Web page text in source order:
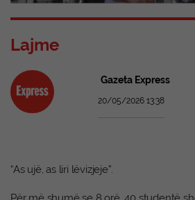
Lajme
Gazeta Express
20/05/2026 13:38
“As ujë, as liri lëvizjeje”.